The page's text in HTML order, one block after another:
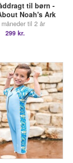
til børn -
Noah's Ark
til 2 år
299 kr.